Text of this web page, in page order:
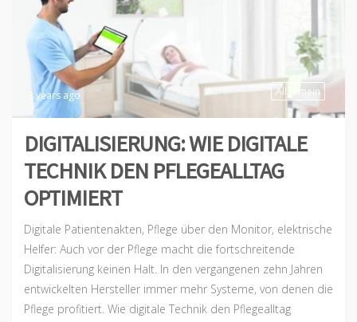
Allgemein
3 years ago
DIGITALISIERUNG: WIE DIGITALE
TECHNIK DEN PFLEGEALLTAG
OPTIMIERT
Digitale Patientenakten, Pflege über den Monitor, elektrische
Helfer: Auch vor der Pflege macht die fortschreitende
Digitalisierung keinen Halt. In den vergangenen zehn Jahren
entwickelten Hersteller immer mehr Systeme, von denen die
Pflege profitiert. Wie digitale Technik den Pflegealltag